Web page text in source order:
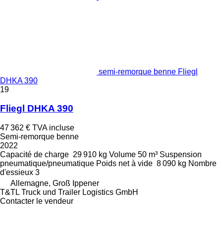
semi-remorque benne Fliegl
DHKA 390
19
Fliegl DHKA 390
47 362 € TVA incluse
Semi-remorque benne
2022
Capacité de charge 29 910 kg Volume 50 m³ Suspension
pneumatique/pneumatique Poids net à vide 8 090 kg Nombre
d'essieux 3
Allemagne, Groß Ippener
T&TL Truck und Trailer Logistics GmbH
Contacter le vendeur